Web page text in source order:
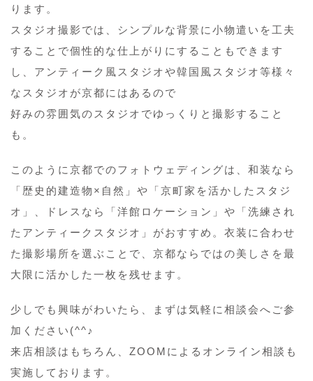
ります。
スタジオ撮影では、シンプルな背景に小物遣いを工夫
することで個性的な仕上がりにすることもできます
し、アンティーク風スタジオや韓国風スタジオ等様々
なスタジオが京都にはあるので
好みの雰囲気のスタジオでゆっくりと撮影すること
も。
このように京都でのフォトウェディングは、和装なら
「歴史的建造物×自然」や「京町家を活かしたスタジ
オ」、ドレスなら「洋館ロケーション」や「洗練され
たアンティークスタジオ」がおすすめ。衣装に合わせ
た撮影場所を選ぶことで、京都ならではの美しさを最
大限に活かした一枚を残せます。
少しでも興味がわいたら、まずは気軽に相談会へご参
加ください(^^♪
来店相談はもちろん、ZOOMによるオンライン相談も
実施しております。